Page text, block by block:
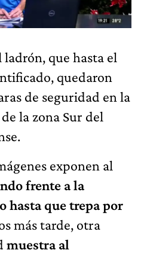
que hasta el
quedaron
de seguridad en la
la zona Sur del
exponen al
frente a la
hasta que trepa por
más tarde, otra
muestra al